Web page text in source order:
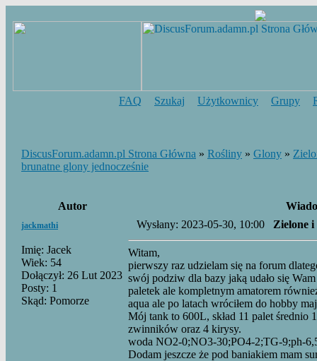
FAQ Szukaj Użytkownicy Grupy
DiscusForum.adamn.pl Strona Główna » Rośliny » Glony »
brunatne glony jednocześnie
Autor
jackmathi
Imię: Jacek
Wiek: 54
Dołączył: 26 Lut 2023
Posty: 1
Skąd: Pomorze
Wysłany: 2023-05-30, 10:00 Zielone
Witam,
pierwszy raz udzielam się na forum
swój podziw dla bazy jaką udało się
paletek ale kompletnym amatorem
aqua ale po latach wróciłem do hobby
Mój tank to 600L, skład 11 palet
zwinników oraz 4 kirysy.
woda NO2-0;NO3-30;PO4-2;TG-9;ph-
Dodam jeszcze że pod baniakiem mam